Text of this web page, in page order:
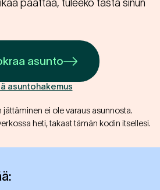
päättää, tuleeko tästä sinun
asunto
asuntohakemus
ei ole varaus asunnosta.
heti, takaat tämän kodin itsellesi.